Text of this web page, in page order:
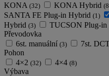
KONA (32) KONA Hybrid
SANTA FE Plug-in Hybrid (1)
Hybrid (3) TUCSON Plug-in
Převodovka
6st. manuální (3) 7st.
Pohon
4×2 (32) 4×4 (8)
Výbava